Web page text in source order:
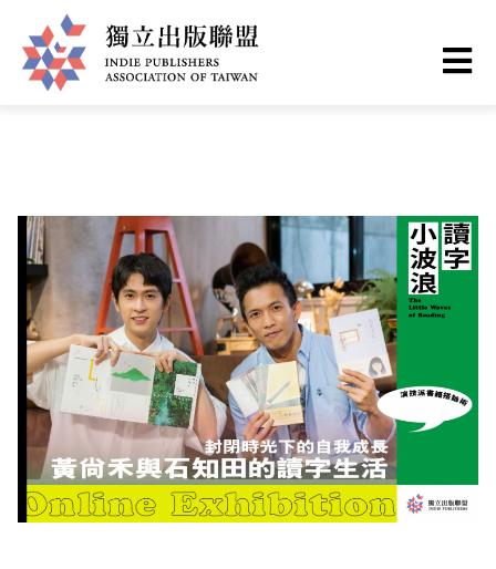
to
main
d
i
e
P
u
b
l
You
are
Home ❯ 出版現場